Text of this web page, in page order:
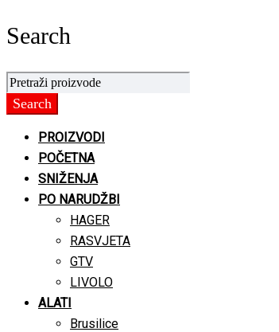
Search
PROIZVODI
POČETNA
SNIŽENJA
PO NARUDŽBI
HAGER
RASVJETA
GTV
LIVOLO
ALATI
Brusilice